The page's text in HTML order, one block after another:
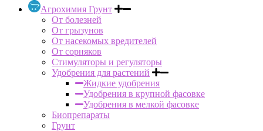
Агрохимия Грунт
От болезней
От грызунов
От насекомых вредителей
От сорняков
Стимуляторы и регуляторы
Удобрения для растений
Жидкие удобрения
Удобрения в крупной фасовке
Удобрения в мелкой фасовке
Биопрепараты
Грунт